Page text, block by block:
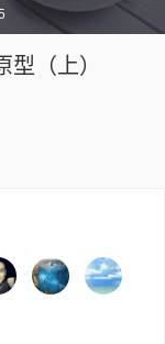
（上）